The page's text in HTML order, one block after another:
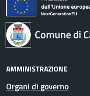
Comune di
AMMINISTRAZIONE
Organi di governo